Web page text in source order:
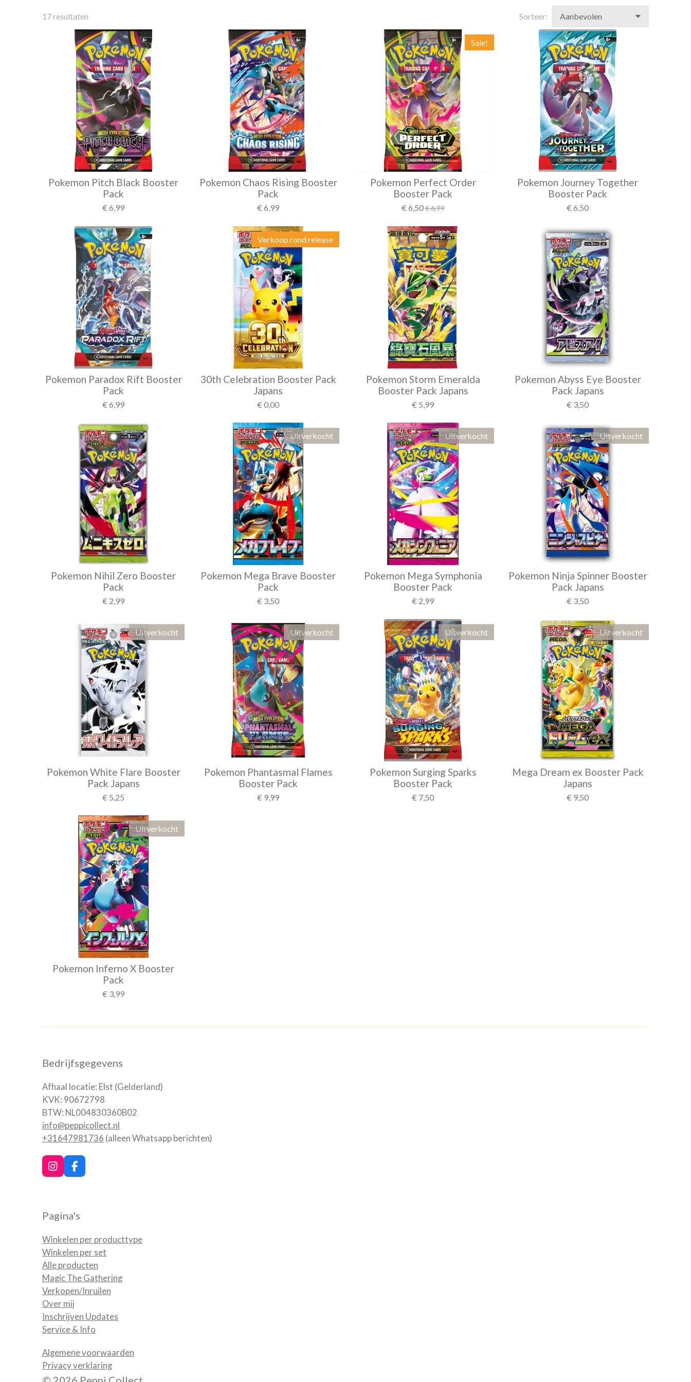
17 resultaten Sorteer:
Pokemon Pitch Black Booster
Pack
€ 6,99
Pokemon Chaos Rising Booster
Pack
€ 6,99
Sale!
Pokemon Perfect Order
Booster Pack
€ 6,50€ 6,99
Pokemon Journey Together
Booster Pack
€ 6,50
Pokemon Paradox Rift Booster
Pack
€ 6,99
Verkoop rond release
30th Celebration Booster Pack
Japans
€ 0,00
Pokemon Storm Emeralda
Booster Pack Japans
€ 5,99
Pokemon Abyss Eye Booster
Pack Japans
€ 3,50
Pokemon Nihil Zero Booster
Pack
€ 2,99
Uitverkocht
Pokemon Mega Brave Booster
Pack
€ 3,50
Uitverkocht
Pokemon Mega Symphonia
Booster Pack
€ 2,99
Uitverkocht
Pokemon Ninja Spinner Booster
Pack Japans
€ 3,50
Uitverkocht
Pokemon White Flare Booster
Pack Japans
€ 5,25
Uitverkocht
Pokemon Phantasmal Flames
Booster Pack
€ 9,99
Uitverkocht
Pokemon Surging Sparks
Booster Pack
€ 7,50
Uitverkocht
Mega Dream ex Booster Pack
Japans
€ 9,50
Uitverkocht
Pokemon Inferno X Booster
Pack
€ 3,99
Bedrijfsgegevens
Afhaal locatie: Elst (Gelderland)
KVK: 90672798
BTW: NL004830360B02
info@peppicollect.nl
+31647981736 (alleen Whatsapp berichten)
I
n
g
a
m
F
a
o
k
Pagina's
Winkelen per producttype
Winkelen per set
Alle producten
Magic The Gathering
Verkopen/Inruilen
Over mij
Inschrijven Updates
Service & Info
Algemene voorwaarden
Privacy verklaring